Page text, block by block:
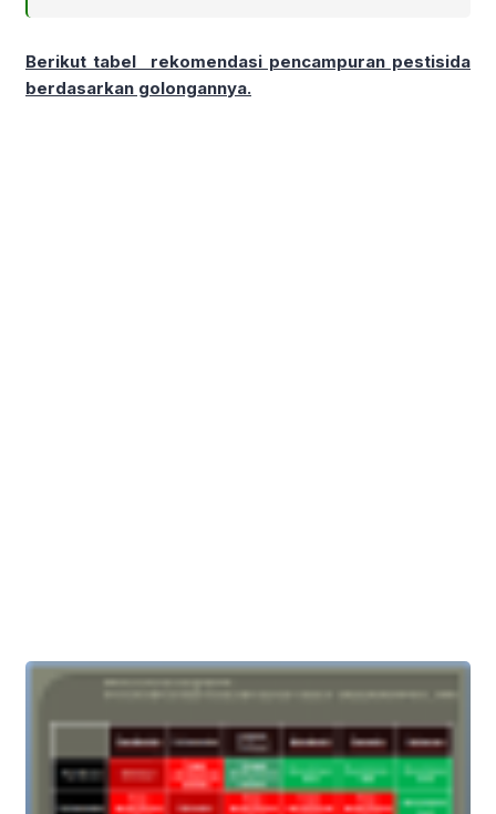
Berikut tabel rekomendasi pencampuran pestisida
berdasarkan golongannya.